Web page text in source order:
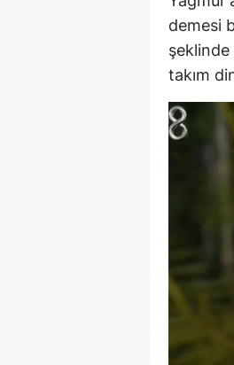
demesi
şeklinde
takım